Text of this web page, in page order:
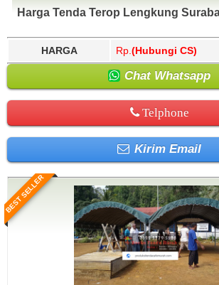
Harga Tenda Terop Lengkung
HARGA Rp. (Hubungi CS)
Chat Whatsapp
Telphone
Kirim Email
BEST SELLER